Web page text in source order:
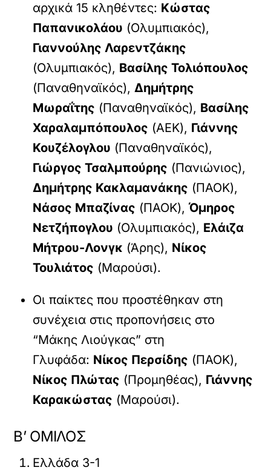
αρχικά 15 κληθέντες: Κώστας
Παπανικολάου (Ολυμπιακός),
Γιαννούλης Λαρεντζάκης
(Ολυμπιακός), Βασίλης Τολιόπουλος
(Παναθηναϊκός),Δημήτρης
Μωραΐτης (Παναθηναϊκός), Βασίλης
Χαραλαμπόπουλος (ΑΕΚ), Γιάννης
Κουζέλογλου (Παναθηναϊκός),
Γιώργος Τσαλμπούρης (Πανιώνιος),
Δημήτρης Κακλαμανάκης (ΠΑΟΚ),
Νάσος Μπαζίνας (ΠΑΟΚ),Όμηρος
Νετζήπογλου (Ολυμπιακός), Ελάιζα
Μήτρου-Λονγκ (Άρης), Νίκος
Τουλιάτος (Μαρούσι).
Οι παίκτες που προστέθηκαν στη
συνέχεια στις προπονήσεις στο
“Μάκης Λιούγκας” στη
Γλυφάδα: Νίκος Περσίδης (ΠΑΟΚ),
Νίκος Πλώτας (Προμηθέας), Γιάννης
Καρακώστας (Μαρούσι).
Β’ ΟΜΙΛΟΣ
Ελλάδα 3-1